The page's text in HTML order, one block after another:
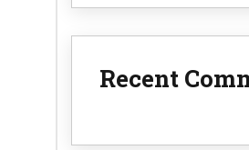
Recent